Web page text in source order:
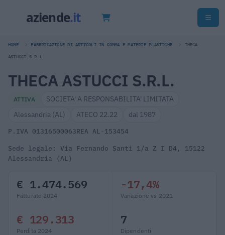
HOME FABBRICAZIONE DI ARTICOLI IN GOMMA E MATERIE PLASTICHE THECA
ASTUCCI S.R.L.
THECA ASTUCCI S.R.L.
ATTIVA
SOCIETA' A RESPONSABILITA' LIMITATA
Alessandria (AL)
ATECO 22.22 dal 1987
P.IVA 01316500063REA AL-153454
Sede legale: Via Fernando Santi 1/a Z I D4, 15122
Alessandria (AL)
€ 1.474.569
Fatturato 2024
-17,4%
Variazione vs 2021
€ 129.313
Perdita 2024
7
Dipendenti